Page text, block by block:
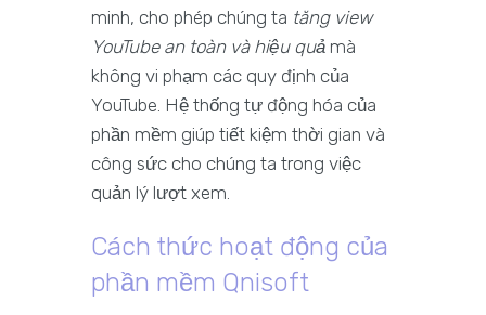
minh, cho phép chúng ta tăng view
YouTube an toàn và hiệu quả mà
không vi phạm các quy định của
YouTube. Hệ thống tự động hóa của
phần mềm giúp tiết kiệm thời gian và
công sức cho chúng ta trong việc
quản lý lượt xem.
Cách thức hoạt động của
phần mềm Qnisoft